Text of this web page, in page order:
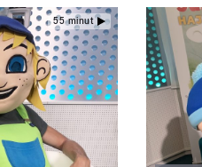
55 minut